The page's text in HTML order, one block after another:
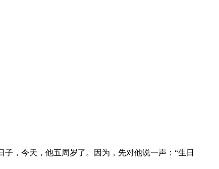
，今天，他五周岁了。因为，先对他说一声：“生日